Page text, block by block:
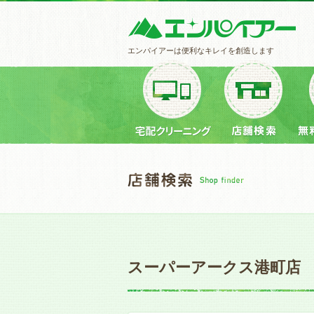
エンパイアーは便利なキレイを創造します
スーパーアークス港町店